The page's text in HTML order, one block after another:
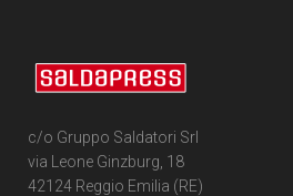
c/o Gruppo Saldatori Srl
via Leone Ginzburg, 18
42124 Reggio Emilia (RE)